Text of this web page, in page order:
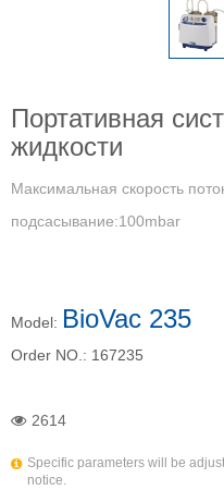
Портативная
жидкости
Максимальная скорость
подсасывание:100mbar
Model: BioVac 235
Order NO.: 167235
2614
Specific parameters will be
notice.